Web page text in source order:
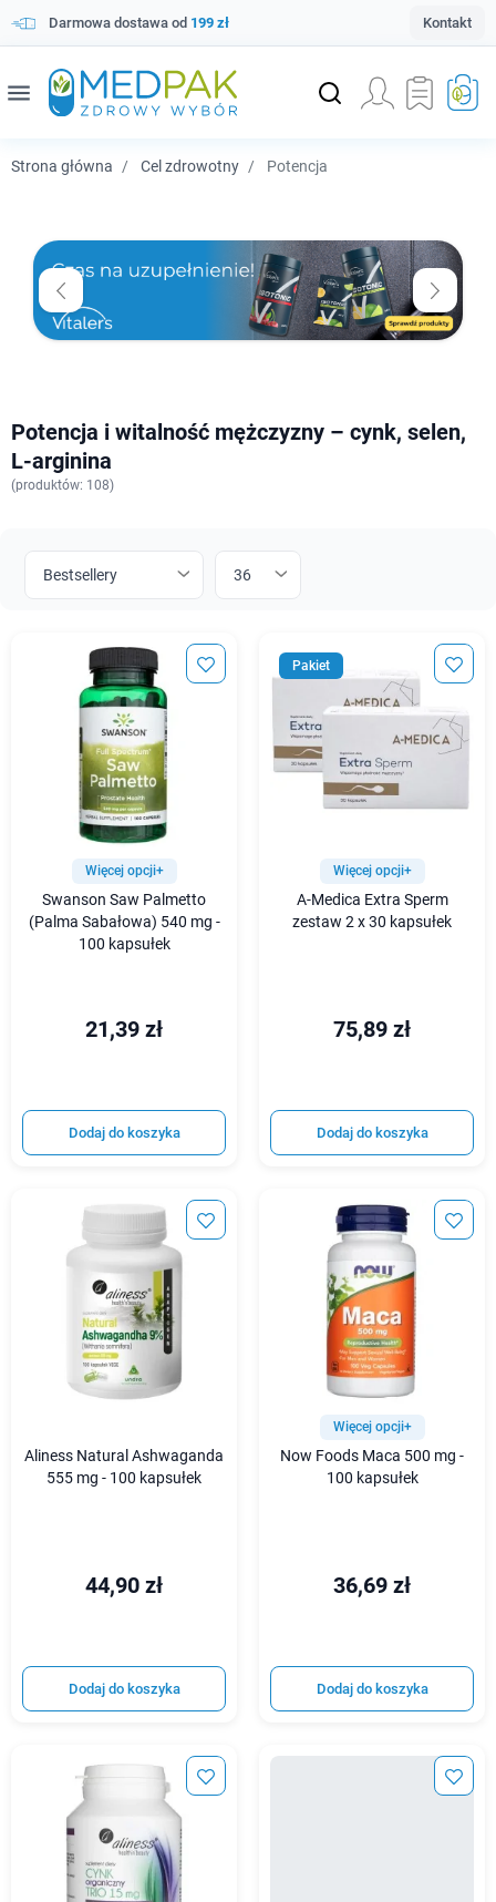
Darmowa dostawa od 199 zł Kontakt
menu
Strona główna Cel zdrowotny Potencja
Potencja i witalność mężczyzny – cynk, selen,
L-arginina
(produktów: 108)
Więcej opcji+
Swanson Saw Palmetto
(Palma Sabałowa) 540 mg -
100 kapsułek
21,39 zł
Dodaj do koszyka
Pakiet
Więcej opcji+
A-Medica Extra Sperm
zestaw 2 x 30 kapsułek
75,89 zł
Dodaj do koszyka
Aliness Natural Ashwaganda
555 mg - 100 kapsułek
44,90 zł
Dodaj do koszyka
Więcej opcji+
Now Foods Maca 500 mg -
100 kapsułek
36,69 zł
Dodaj do koszyka